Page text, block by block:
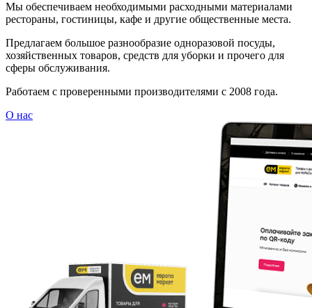
Мы обеспечиваем необходимыми расходными материалами
рестораны, гостиницы, кафе и другие общественные места.
Предлагаем большое разнообразие одноразовой посуды,
хозяйственных товаров, средств для уборки и прочего для
сферы обслуживания.
Работаем с проверенными производителями с 2008 года.
О нас